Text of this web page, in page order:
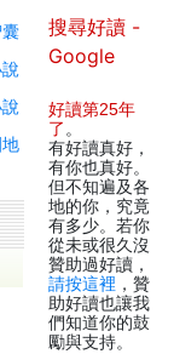
搜尋好讀 -
Google
好讀第25年
了 。
有好讀真好，
有你也真好。
但不知遍及各
地的你，究竟
有多少。若你
從未或很久沒
贊助過好讀，
請按這裡 ，贊
助好讀也讓我
們知道你的鼓
勵與支持。